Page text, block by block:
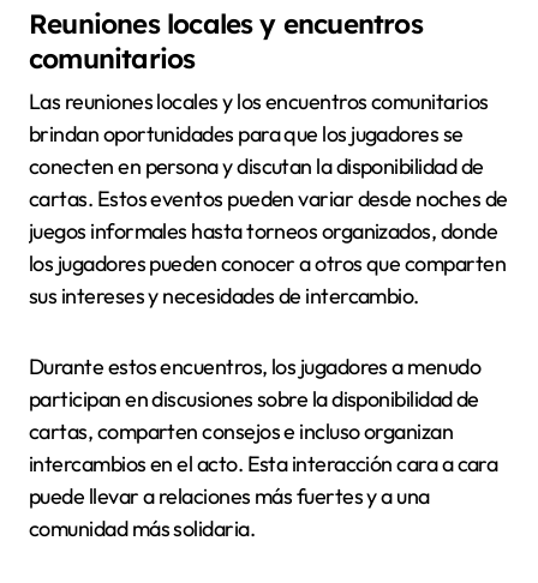
Reuniones locales y encuentros
comunitarios
Las reuniones locales y los encuentros comunitarios
brindan oportunidades para que los jugadores se
conecten en persona y discutan la disponibilidad de
cartas. Estos eventos pueden variar desde noches de
juegos informales hasta torneos organizados, donde
los jugadores pueden conocer a otros que comparten
sus intereses y necesidades de intercambio.
Durante estos encuentros, los jugadores a menudo
participan en discusiones sobre la disponibilidad de
cartas, comparten consejos e incluso organizan
intercambios en el acto. Esta interacción cara a cara
puede llevar a relaciones más fuertes y a una
comunidad más solidaria.